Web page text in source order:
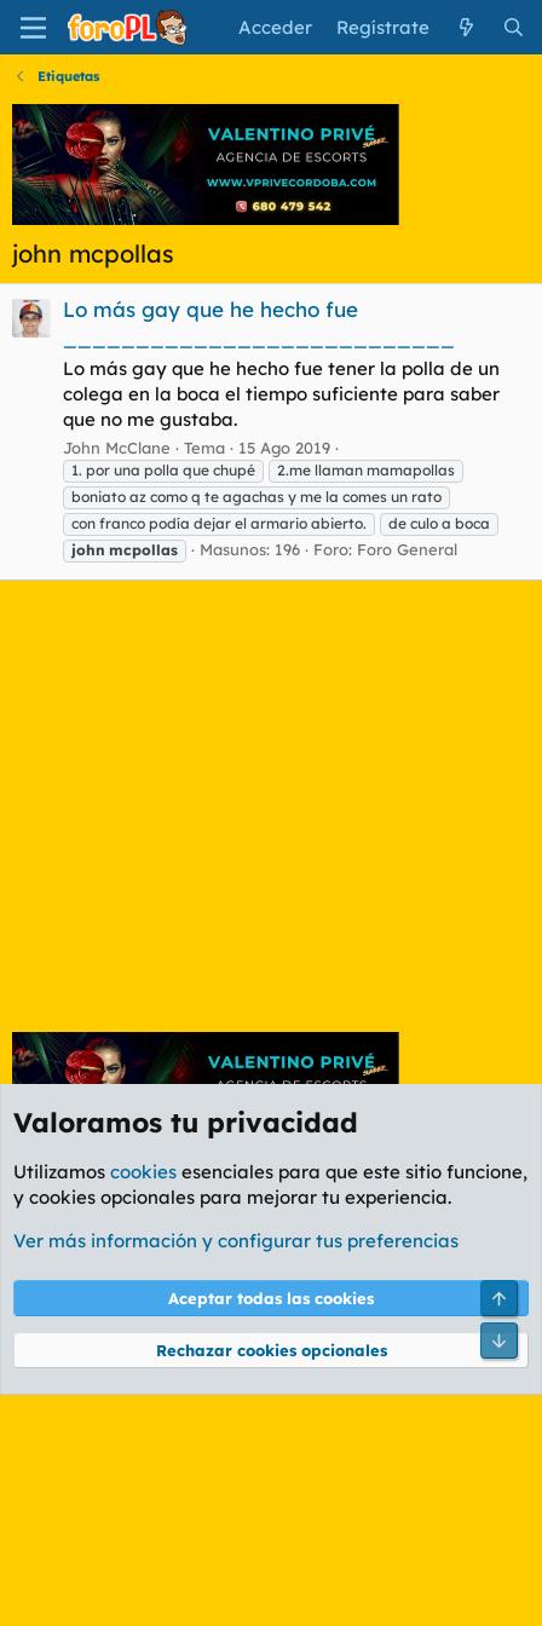
Acceder Regístrate
Etiquetas
john mcpollas
Lo más gay que he hecho fue
Lo más gay que he hecho fue tener la polla de un
colega en la boca el tiempo suficiente para saber
que no me gustaba.
John McClane Tema 15 Ago 2019
1. por una polla que chupé
2.me llaman mamapollas
boniato az como q te agachas y me la comes un rato
con franco podía dejar el armario abierto.
de culo a boca
john mcpollas Masunos: 196 Foro: Foro General
Etiquetas
Cookies
PL OLDSTYLE AMARILLO
Términos y reglas Política de privacidad Ayuda
Community platform by XenForo® © 2010-2026 XenForo Ltd.
Valoramos tu privacidad
Utilizamos cookies esenciales para que este sitio funcione,
y cookies opcionales para mejorar tu experiencia.
Ver más información y configurar tus preferencias
Aceptar todas las cookies
Rechazar cookies opcionales
Pie